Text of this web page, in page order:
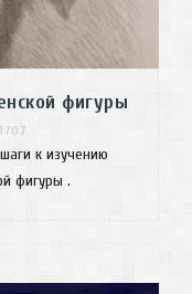
фигуры
к изучению
фигуры .